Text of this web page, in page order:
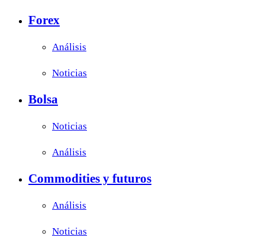
Forex
Análisis
Noticias
Bolsa
Noticias
Análisis
Commodities y futuros
Análisis
Noticias